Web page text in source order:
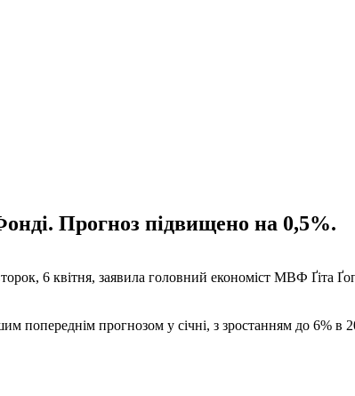
Прогноз підвищено на 0,5%.
6 квітня, заявила головний економіст МВФ Ґіта
попереднім прогнозом у січні, з зростанням до 6% в